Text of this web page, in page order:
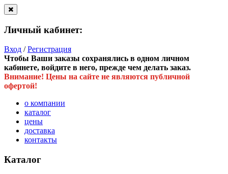
Личный кабинет:
Вход /Регистрация
Чтобы Ваши заказы сохранялись в одном личном
кабинете, войдите в него, прежде чем делать заказ.
Внимание! Цены на сайте не являются публичной
офертой!
о компании
каталог
цены
доставка
контакты
Каталог